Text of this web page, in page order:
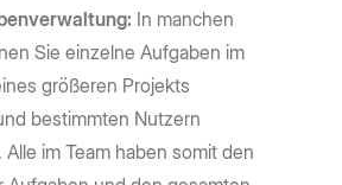
In manchen
Sie einzelne Aufgaben im
größeren Projekts
bestimmten Nutzern
im Team haben somit den